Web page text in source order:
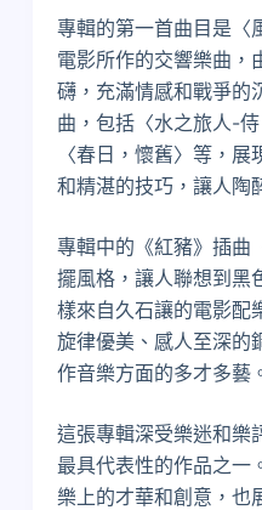
專輯的第一首曲目是〈
電影所作的交響樂曲，
礴，充滿情感和戰爭的
曲，包括〈水之旅人-
〈春日，懷舊〉等，
和精湛的技巧，讓人陶
專輯中的《紅豬》插曲
擺風格，讓人聯想到黑
樣來自久石讓的電影配
旋律優美、感人至深的
作音樂方面的多才多藝
這張專輯深受樂迷和樂
最具代表性的作品之一
樂上的才華和創意，也